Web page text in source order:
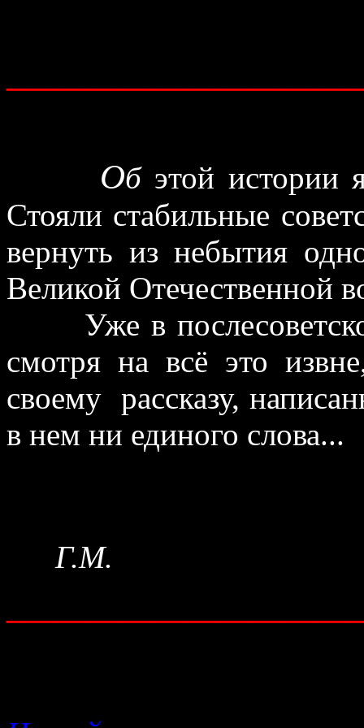
Обэтой истории
Стояли стабильные
вернуть из небытия
Великой Отечественной
Уже в
смотря на всё это
своему рассказу,
в нем ни единого слова...
Г.М.